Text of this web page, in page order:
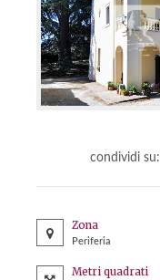
condividi su:
Zona
Periferia
Metri quadrati